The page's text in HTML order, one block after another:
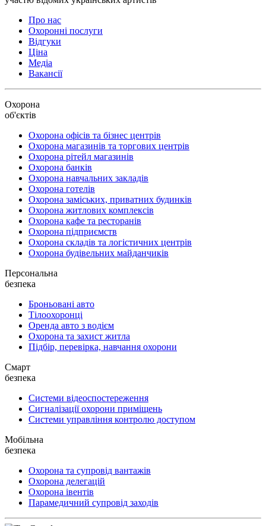
Про нас
Охоронні послуги
Відгуки
Ціна
Медіа
Вакансії
Охорона
об'єктів
Охорона офісів та бізнес центрів
Охорона магазинів та торгових центрів
Охорона рітейл магазинів
Охорона банків
Охорона навчальних закладів
Охорона готелів
Охорона заміських, приватних будинків
Охорона житлових комплексів
Охорона кафе та ресторанів
Охорона підприємств
Охорона складів та логістичних центрів
Охорона будівельних майданчиків
Персональна
безпека
Броньовані авто
Тілоохоронці
Оренда авто з водієм
Охорона та захист житла
Підбір, перевірка, навчання охорони
Смарт
безпека
Системи відеоспостереження
Сигналізації охорони приміщень
Системи управління контролю доступом
Мобільна
безпека
Охорона та супровід вантажів
Охорона делегацій
Охорона івентів
Парамедичний супровід заходів